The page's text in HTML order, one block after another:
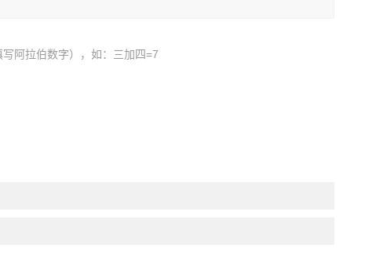
阿拉伯数字），如：三加四=7